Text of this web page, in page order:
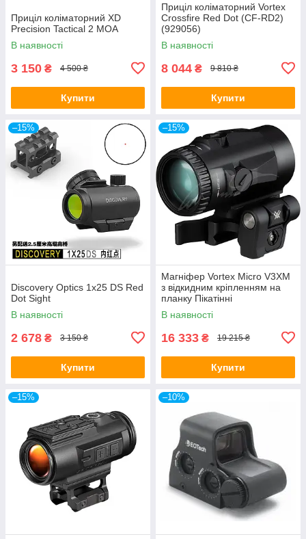
Приціл коліматорний XD
Precision Tactical 2 МОА
В наявності
3 150 ₴ 4 500 ₴
Купити
Приціл коліматорний Vortex
Crossfire Red Dot (CF-RD2)
(929056)
В наявності
8 044 ₴ 9 810 ₴
Купити
–15%
Discovery Optics 1x25 DS Red
Dot Sight
В наявності
2 678 ₴ 3 150 ₴
Купити
–15%
Магніфер Vortex Micro V3XM
з відкидним кріпленням на
планку Пікатінні
В наявності
16 333 ₴ 19 215 ₴
Купити
–15% –10%